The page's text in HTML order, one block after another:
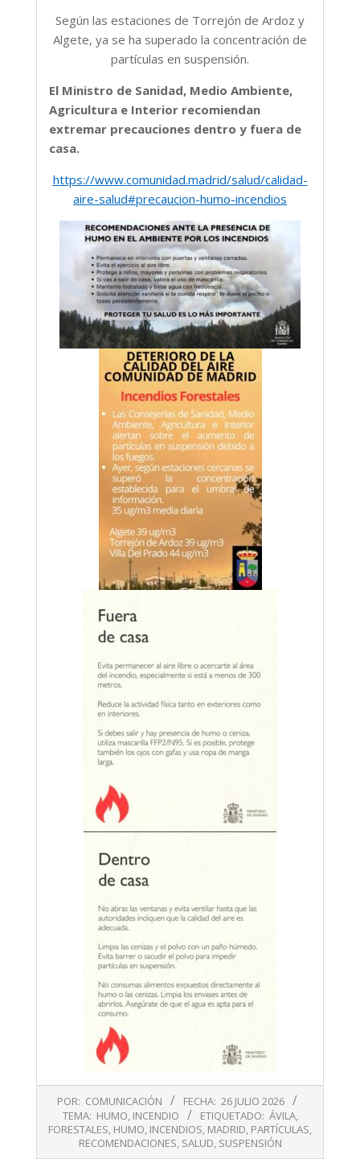
Según las estaciones de Torrejón de Ardoz y
Algete, ya se ha superado la concentración de
partículas en suspensión.
El Ministro de Sanidad, Medio Ambiente,
Agricultura e Interior recomiendan
extremar precauciones dentro y fuera de
casa.
https://www.comunidad.madrid/salud/calidad-
aire-salud#precaucion-humo-incendios
26
POR: COMUNICACIÓN FECHA: 26 JULIO 2026
TEMA: HUMO INCENDIO ETIQUETADO: ÁVILA,
FORESTALES HUMO INCENDIOS MADRID PARTÍCULAS
RECOMENDACIONES SALUD SUSPENSIÓN